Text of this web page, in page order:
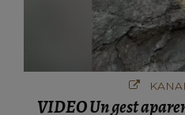
VIDEO Un gest